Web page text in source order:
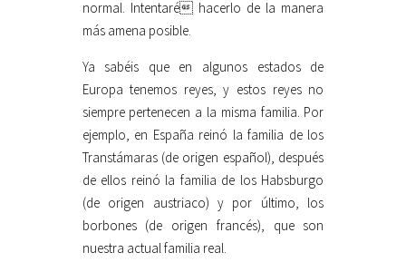
normal. Intentaré hacerlo de la manera
más amena posible.
Ya sabéis que en algunos estados de
Europa tenemos reyes, y estos reyes no
siempre pertenecen a la misma familia. Por
ejemplo, en España reinó la familia de los
Transtámaras (de origen español), después
de ellos reinó la familia de los Habsburgo
(de origen austriaco) y por último, los
borbones (de origen francés), que son
nuestra actual familia real.